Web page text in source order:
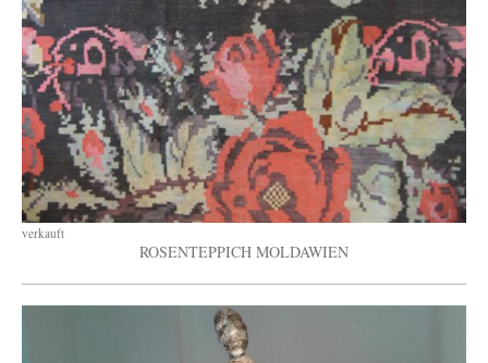
verkauft
ROSENTEPPICH MOLDAWIEN